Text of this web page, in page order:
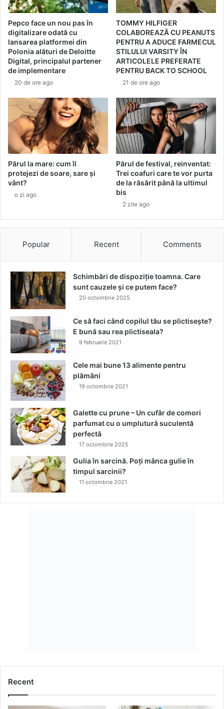
e
i
a
s
t
ă
r
d
b
n
e
s
u
n
d
e
î
p
t
l
e
n
o
p
o
o
e
Pepco face un nou pas în
digitalizare odată cu
lansarea platformei din
Polonia alături de Deloitte
Digital, principalul partener
de implementare
20 de ore ago
TOMMY HILFIGER
COLABOREAZĂ CU PEANUTS
PENTRU A ADUCE FARMECUL
STILULUI VARSITY ÎN
ARTICOLELE PREFERATE
PENTRU BACK TO SCHOOL
21 de ore ago
Părul la mare: cum îl
protejezi de soare, sare și
vânt?
o zi ago
Părul de festival, reinventat:
Trei coafuri care te vor purta
de la răsărit până la ultimul
bis
2 zile ago
Popular Recent Comments
Schimbări de dispoziție toamna. Care
sunt cauzele și ce putem face?
20 octombrie 2025
Ce să faci când copilul tău se plictisește?
E bună sau rea plictiseala?
9 februarie 2021
Cele mai bune 13 alimente pentru
plămâni
19 octombrie 2021
Galette cu prune – Un cufăr de comori
parfumat cu o umplutură suculentă
perfectă
17 octombrie 2025
Gulia în sarcină. Poți mânca gulie în
timpul sarcinii?
11 octombrie 2021
Recent